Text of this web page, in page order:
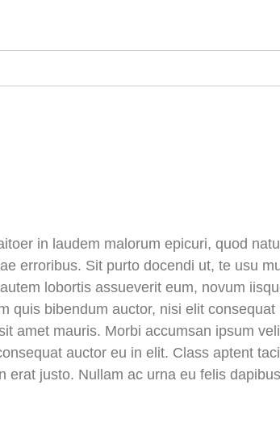
in laudem malorum epicuri, quod
erroribus. Sit purto docendi ut, te usu
lobortis assueverit eum, novum
quis bibendum auctor, nisi elit consequat
amet mauris. Morbi accumsan ipsum
auctor eu in elit. Class aptent
erat justo. Nullam ac urna eu felis dapibus